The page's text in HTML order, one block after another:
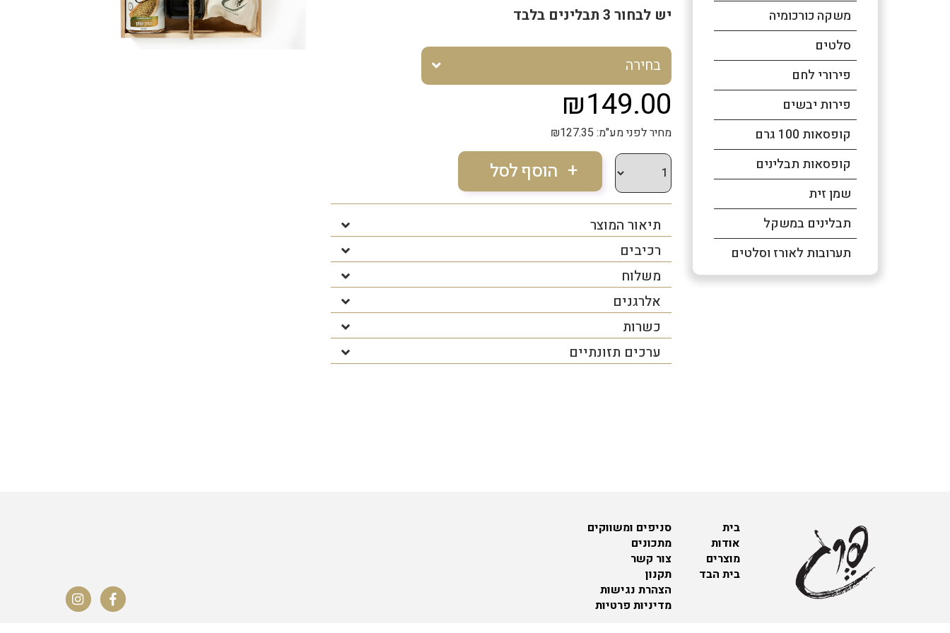
יש לבחור 3 תבלינים בלבד
בחירה
₪149.00
מחיר לפני מע"מ: ₪127.35
תיאור המוצר
רכיבים
משלוח
אלרגנים
כשרות
ערכים תזונתיים
משקה כורכומיה
סלטים
פירורי לחם
פירות יבשים
קופסאות 100 גרם
קופסאות תבלינים
שמן זית
תבלינים במשקל
תערובות לאורז וסלטים
סניפים ומשווקים
מתכונים
צור קשר
תקנון
הצהרת נגישות
מדיניות פרטיות
בית
אודות
מוצרים
בית הבד